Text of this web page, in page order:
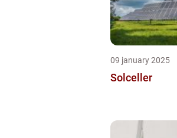
09 january 2025
Solceller